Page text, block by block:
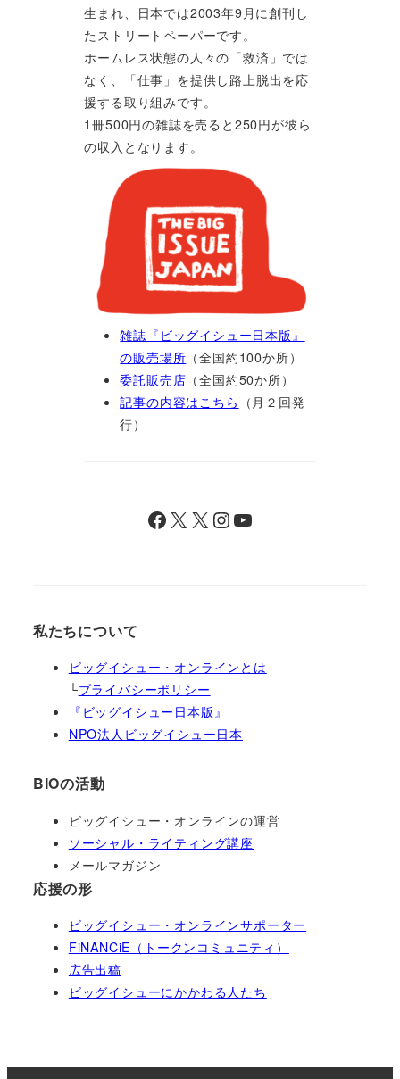
生まれ、日本では2003年9月に創刊し
たストリートペーパーです。
ホームレス状態の人々の「救済」では
なく、「仕事」を提供し路上脱出を応
援する取り組みです。
1冊500円の雑誌を売ると250円が彼ら
の収入となります。
雑誌『ビッグイシュー日本版』
の販売場所 （全国約100か所）
委託販売店 （全国約50か所）
記事の内容はこちら （月２回発
行）
Facebook X X InstagramYouTube
私たちについて
ビッグイシュー・オンラインとは
└プライバシーポリシー
『ビッグイシュー日本版』
NPO法人ビッグイシュー日本
BIOの活動
ビッグイシュー・オンラインの運営
ソーシャル・ライティング講座
メールマガジン
応援の形
ビッグイシュー・オンラインサポーター
FiNANCiE（トークンコミュニティ）
広告出稿
ビッグイシューにかかわる人たち